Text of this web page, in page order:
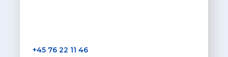
+45 76 22 11 46